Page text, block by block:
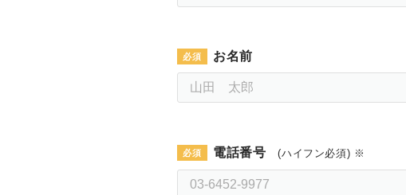
お名前
電話番号 (ハイフン必須) ※